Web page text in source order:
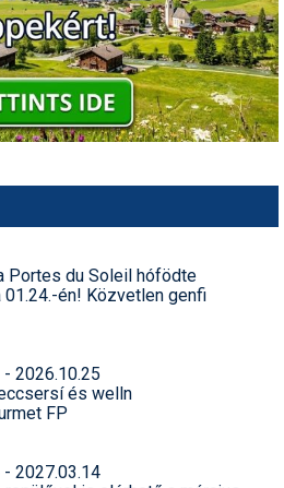
Portes du Soleil hófödte
én! Közvetlen genfi
2026.10.25
és welln
FP
2027.03.14